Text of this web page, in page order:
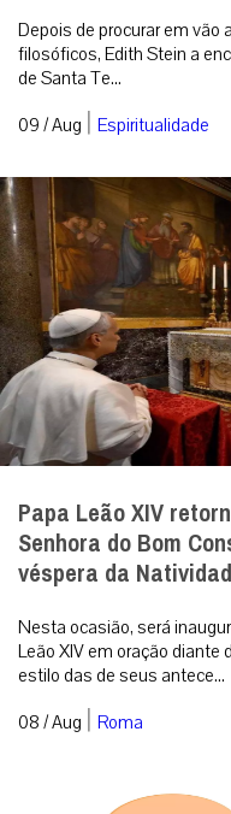
Depois de procurar em vão
filosóficos, Edith Stein a
de Santa Te...
09 / Aug | Espiritualidade
Papa Leão XIV
Senhora do Bom
véspera da
Nesta ocasião, será
Leão XIV em oração
estilo das de seus antece...
08 / Aug | Roma